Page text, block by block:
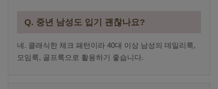
Q. 중년 남성도 입기 괜찮나요?
네. 클래식한 체크 패턴이라 40대 이상 남성의 데일리룩,
모임룩, 골프룩으로 활용하기 좋습니다.